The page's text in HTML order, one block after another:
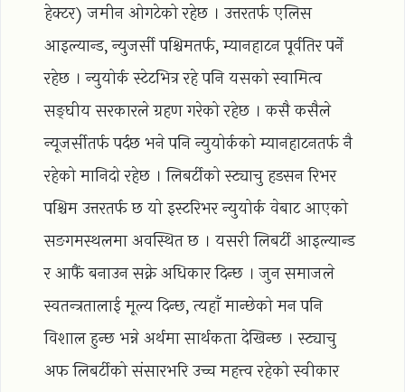
हेक्टर) जमीन ओगटेको रहेछ । उत्तरतर्फ एलिस
आइल्यान्ड, न्युजर्सी पश्चिमतर्फ, म्यानहाटन पूर्वतिर पर्ने
रहेछ । न्युयोर्क स्टेटभित्र रहे पनि यसको स्वामित्व
सङ्घीय सरकारले ग्रहण गरेको रहेछ । कसै कसैले
न्यूजर्सीतर्फ पर्दछ भने पनि न्युयोर्कको म्यानहाटनतर्फ नै
रहेको मानिदो रहेछ । लिबर्टीको स्ट्याचु हडसन रिभर
पश्चिम उत्तरतर्फ छ यो इस्टरिभर न्युयोर्क वेबाट आएको
सङगमस्थलमा अवस्थित छ । यसरी लिबर्टी आइल्यान्ड
र आफैं बनाउन सक्ने अधिकार दिन्छ । जुन समाजले
स्वतन्त्रतालाई मूल्य दिन्छ, त्यहाँ मान्छेको मन पनि
विशाल हुन्छ भन्ने अर्थमा सार्थकता देखिन्छ । स्ट्याचु
अफ लिबर्टीको संसारभरि उच्च महत्त्व रहेको स्वीकार